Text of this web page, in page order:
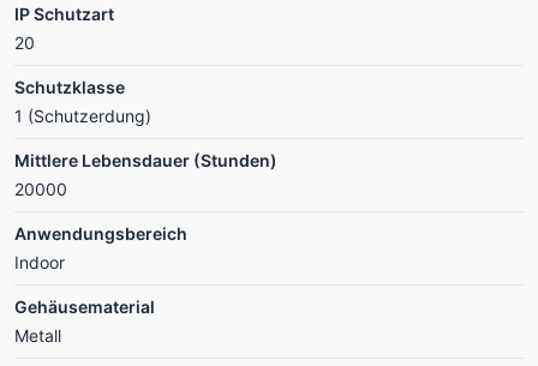
IP Schutzart
20
Schutzklasse
1 (Schutzerdung)
Mittlere Lebensdauer (Stunden)
20000
Anwendungsbereich
Indoor
Gehäusematerial
Metall